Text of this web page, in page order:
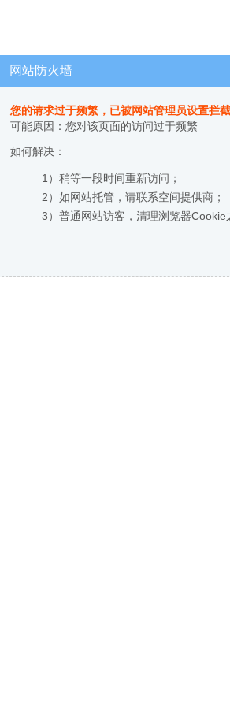
网站防火墙
您的请求过于频繁，已被网站管理员设置拦截
可能原因：您对该页面的访问过于频繁
如何解决：
1）稍等一段时间重新访问；
2）如网站托管，请联系空间提供商；
3）普通网站访客，清理浏览器Cookie